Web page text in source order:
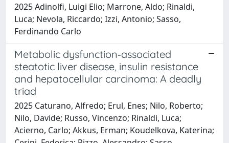
2025 Adinolfi, Luigi Elio; Marrone, Aldo; Rinaldi,
Luca; Nevola, Riccardo; Izzi, Antonio; Sasso,
Ferdinando Carlo
Metabolic dysfunction‐associated
steatotic liver disease, insulin resistance
and hepatocellular carcinoma: A deadly
triad
2025 Caturano, Alfredo; Erul, Enes; Nilo, Roberto;
Nilo, Davide; Russo, Vincenzo; Rinaldi, Luca;
Acierno, Carlo; Akkus, Erman; Koudelkova, Katerina;